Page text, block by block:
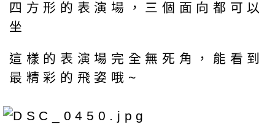
四方形的表演場，三個面向都可以
坐
這樣的表演場完全無死角，能看到
最精彩的飛姿哦~